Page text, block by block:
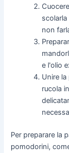
non
e l'olio
Unire
rucola
Per preparare la
pomodorini,